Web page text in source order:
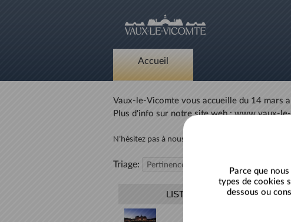
Accueil
Vaux-le-Vicomte vous accueille du 14 mars
Plus d'info sur notre site web : www.vaux-
N'hésitez pas à nous suivre sur Facebook,
Triage:
LISTE DES BILLETS
Parce que
types de cookies
dessous ou